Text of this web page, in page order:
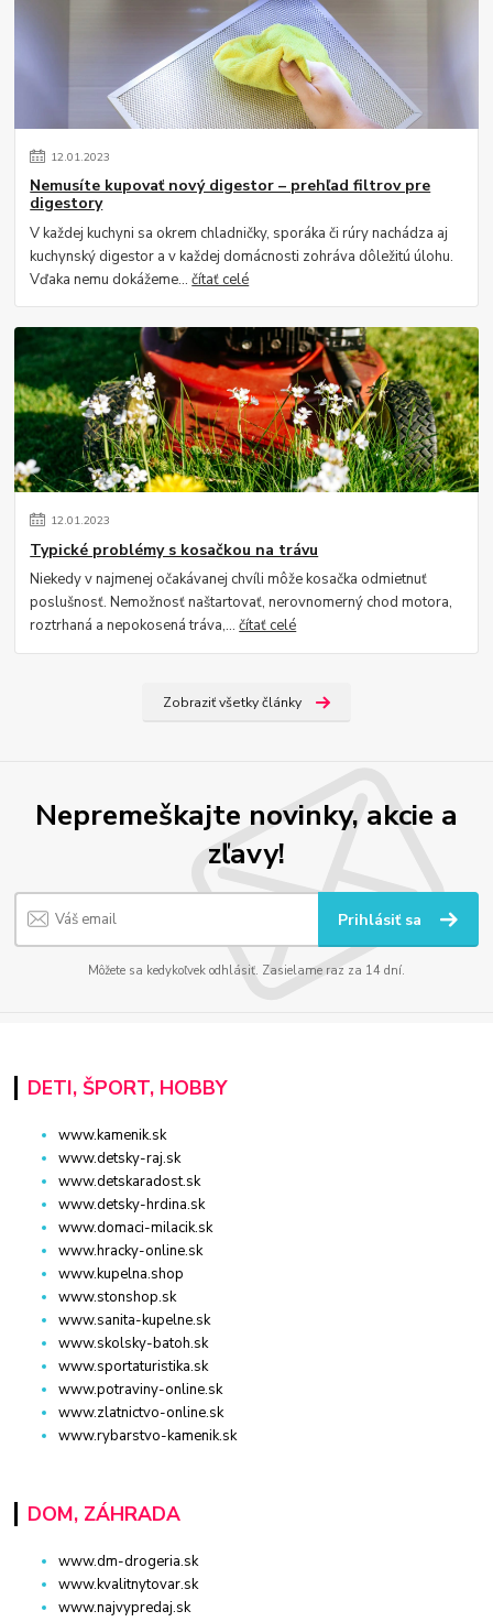
12.01.2023
Nemusíte kupovať nový digestor – prehľad filtrov pre
digestory
V každej kuchyni sa okrem chladničky, sporáka či rúry nachádza aj
kuchynský digestor a v každej domácnosti zohráva dôležitú úlohu.
Vďaka nemu dokážeme...čítať celé
12.01.2023
Typické problémy s kosačkou na trávu
Niekedy v najmenej očakávanej chvíli môže kosačka odmietnuť
poslušnosť. Nemožnosť naštartovať, nerovnomerný chod motora,
roztrhaná a nepokosená tráva,...čítať celé
Zobraziť všetky články
Nepremeškajte novinky, akcie a
zľavy!
Prihlásiť sa
Môžete sa kedykoľvek odhlásiť. Zasielame raz za 14 dní.
DETI, ŠPORT, HOBBY
www.kamenik.sk
www.detsky-raj.sk
www.detskaradost.sk
www.detsky-hrdina.sk
www.domaci-milacik.sk
www.hracky-online.sk
www.kupelna.shop
www.stonshop.sk
www.sanita-kupelne.sk
www.skolsky-batoh.sk
www.sportaturistika.sk
www.potraviny-online.sk
www.zlatnictvo-online.sk
www.rybarstvo-kamenik.sk
DOM, ZÁHRADA
www.dm-drogeria.sk
www.kvalitnytovar.sk
www.najvypredaj.sk